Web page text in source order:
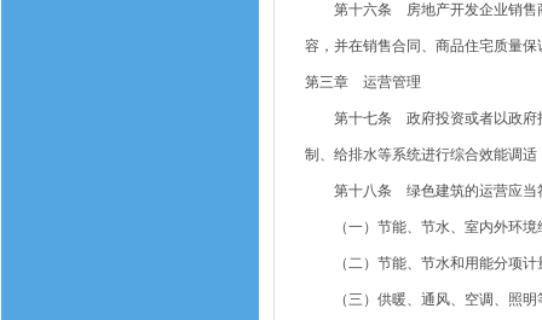
第十六条 房地产开发企业销售商
容，并在销售合同、商品住宅质量
第三章 运营管理
第十七条 政府投资或者以政府投
制、给排水等系统进行综合效能调
第十八条 绿色建筑的运营应当
（一）节能、节水、室内外环境
（二）节能、节水和用能分项计
（三）供暖、通风、空调、照明